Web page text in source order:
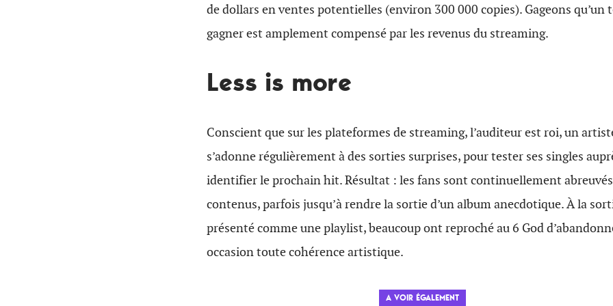
de dollars en ventes potentielles (environ 300 000 copies). Gageons qu’un
gagner est amplement compensé par les revenus du streaming.
Less is more
Conscient que sur les plateformes de streaming, l’auditeur est roi, un
s’adonne régulièrement à des sorties surprises, pour tester ses singles
identifier le prochain hit. Résultat : les fans sont continuellement
contenus, parfois jusqu’à rendre la sortie d’un album anecdotique. À la
présenté comme une playlist, beaucoup ont reproché au 6 God
occasion toute cohérence artistique.
A VOIR ÉGALEMENT